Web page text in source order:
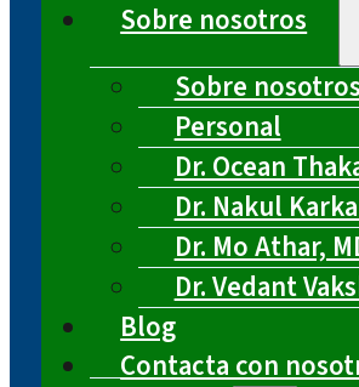
Sobre nosotros
Sobre nosotros
Personal
Dr. Ocean
Dr. Nakul
Dr. Mo Athar,
Dr. Vedant
Blog
Contacta con